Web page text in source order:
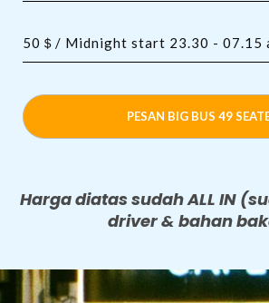
50＄/ Midnight start 23.30 - 07.15
PESAN BIG BUS 49
Harga diatas sudah ALL IN
driver & bahan